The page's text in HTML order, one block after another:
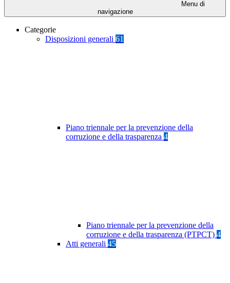
Menu di
navigazione
Categorie
Disposizioni generali 61
Piano triennale per la prevenzione della
corruzione e della trasparenza 4
Piano triennale per la prevenzione della
corruzione e della trasparenza (PTPCT) 4
Atti generali 45